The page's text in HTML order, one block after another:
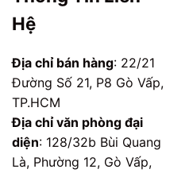
Hệ
Địa chỉ bán hàng: 22/21
Đường Số 21, P8 Gò Vấp,
TP.HCM
Địa chỉ văn phòng đại
diện: 128/32b Bùi Quang
Là, Phường 12, Gò Vấp,